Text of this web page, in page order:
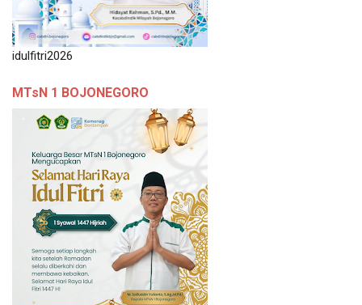
idulfitri2026
MTsN 1 BOJONEGORO